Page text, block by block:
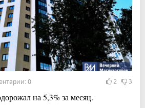
0 2 3
на 5,3% за месяц.